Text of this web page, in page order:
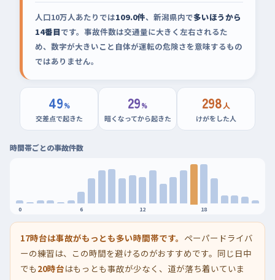
人口10万人あたりでは109.0件、新潟県内で多いほうから
14番目です。事故件数は交通量に大きく左右されるた
め、数字が大きいこと自体が運転の危険さを意味するもの
ではありません。
49%
交差点で起きた
29%
暗くなってから起きた
298人
けがをした人
時間帯ごとの事故件数
0 6 12 18
17時台は事故がもっとも多い時間帯です。 ペーパードライバ
ーの練習は、この時間を避けるのがおすすめです。同じ日中
でも 20時台はもっとも事故が少なく、道が落ち着いていま